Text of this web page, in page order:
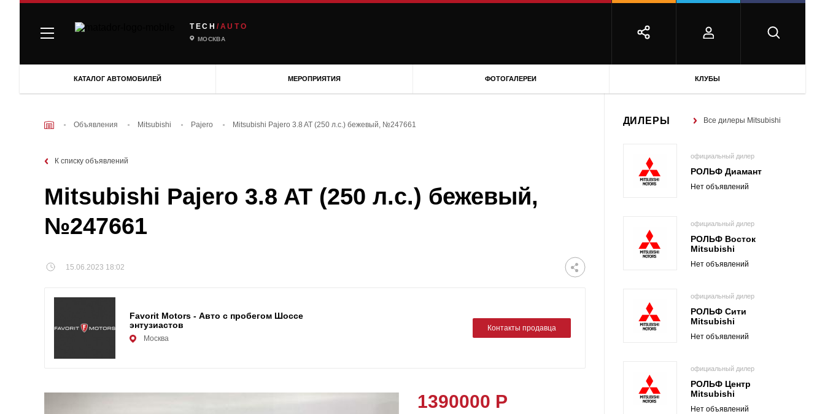
TECH /AUTO
МОСКВА
КАТАЛОГ АВТОМОБИЛЕЙ МЕРОПРИЯТИЯ ФОТОГАЛЕРЕИ КЛУБЫ
Объявления Mitsubishi Pajero Mitsubishi Pajero 3.8 AT (250 л.с.) бежевый, №247661
К списку объявлений
Mitsubishi Pajero 3.8 AT (250 л.с.) бежевый,
№247661
15.06.2023 18:02
Favorit Motors - Авто с пробегом Шоссе
энтузиастов
Москва
Контакты продавца
1390000 Р
ДИЛЕРЫ Все дилеры Mitsubishi
официальный дилер
РОЛЬФ Диамант
Нет объявлений
официальный дилер
РОЛЬФ Восток
Mitsubishi
Нет объявлений
официальный дилер
РОЛЬФ Сити
Mitsubishi
Нет объявлений
официальный дилер
РОЛЬФ Центр
Mitsubishi
Нет объявлений